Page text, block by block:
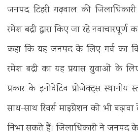
जनपद टिहरी गढ़वाल की
रमेश बद्री द्वारा किए जा रहे नवाचारपूर्ण
कहा कि यह जनपद के लिए गर्व का
रमेश बद्री का यह प्रयास युवाओं के
प्रकार के इनोवेटिव प्रोजेक्ट्स
साथ-साथ रिवर्स माइग्रेशन को भी
निभा सकते हैं। जिलाधिकारी ने जनपद